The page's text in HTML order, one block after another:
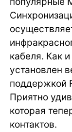
кабеля. Как
установлен
поддержкой
Приятно
которая
контактов.